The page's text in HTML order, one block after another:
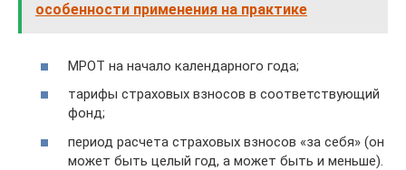
особенности применения на практике
МРОТ на начало календарного года;
тарифы страховых взносов в соответствующий
фонд;
период расчета страховых взносов «за себя» (он
может быть целый год, а может быть и меньше).